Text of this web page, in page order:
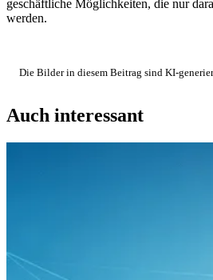
geschäftliche Möglichkeiten, die nur
werden.
Die Bilder in diesem Beitrag sind KI-
Auch interessant